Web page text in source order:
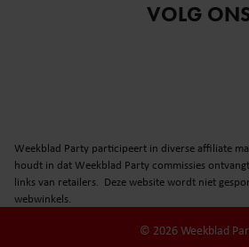
VOLG
Weekblad Party participeert in diverse affiliate
houdt in dat Weekblad Party commissies
links van retailers. Deze website wordt niet
webwinkels.
© 2026 Weekblad